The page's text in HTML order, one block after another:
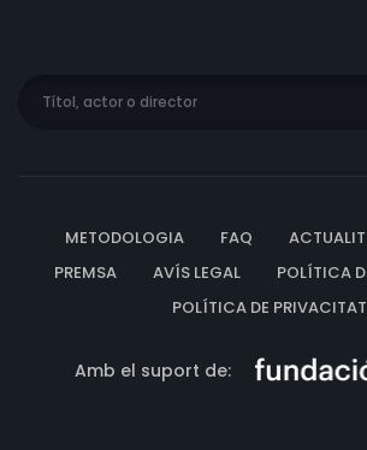
METODOLOGIA FAQ
PREMSA
AVÍS LEGAL
POLÍTICA
POLÍTICA DE PRIVACITAT
Amb el suport de: